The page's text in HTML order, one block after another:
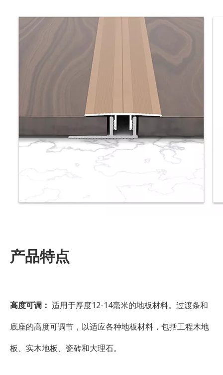
产品特点
高度可调： 适用于厚度12-14毫米的地板材料。过渡条和
底座的高度可调节，以适应各种地板材料，包括工程木地
板、实木地板、瓷砖和大理石。